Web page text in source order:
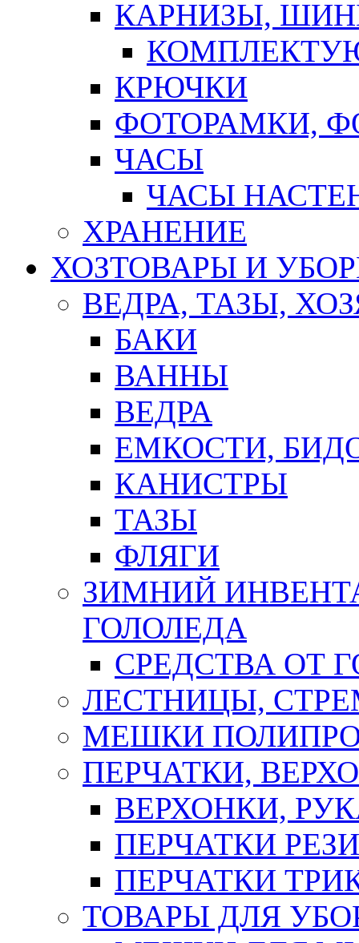
КАРНИЗЫ,
КРЮЧКИ
ФОТОРАМКИ,
ЧАСЫ
ЧАСЫ
ХРАНЕНИЕ
ХОЗТОВАРЫ И
ВЕДРА, ТАЗЫ,
БАКИ
ВАННЫ
ВЕДРА
ЕМКОСТИ,
КАНИСТРЫ
ТАЗЫ
ФЛЯГИ
ЗИМНИЙ
ГОЛОЛЕДА
СРЕДСТВА ОТ
ЛЕСТНИЦЫ,
МЕШКИ
ПЕРЧАТКИ,
ВЕРХОНКИ,
ПЕРЧАТКИ
ПЕРЧАТКИ
ТОВАРЫ ДЛЯ